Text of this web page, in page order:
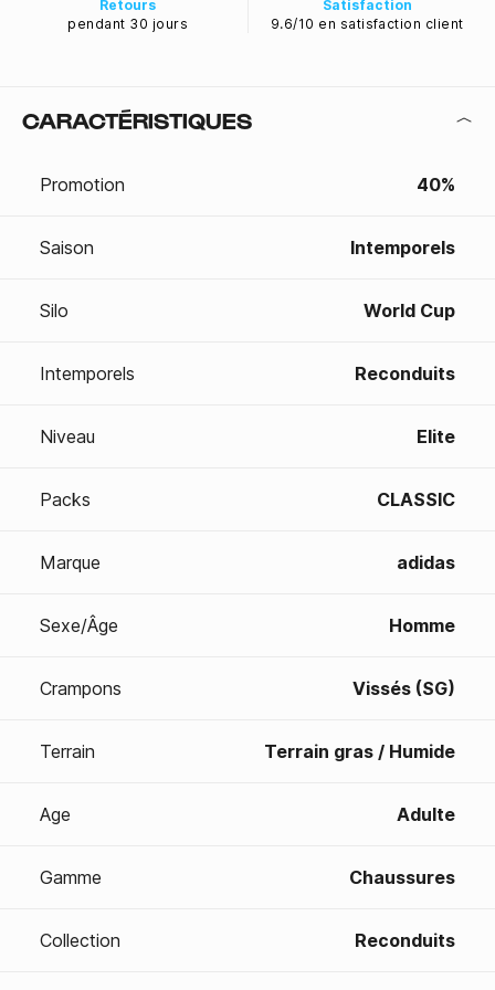
Retours
pendant 30 jours
Satisfaction
9.6/10 en satisfaction client
CARACTÉRISTIQUES
Promotion 40%
Saison Intemporels
Silo World Cup
Intemporels Reconduits
Niveau Elite
Packs CLASSIC
Marque adidas
Sexe/Âge Homme
Crampons Vissés (SG)
Terrain Terrain gras / Humide
Age Adulte
Gamme Chaussures
Collection Reconduits